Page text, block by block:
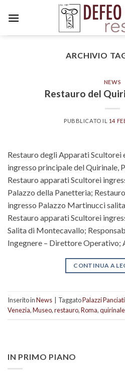
ARCHIVIO
NEWS
Restauro del
PUBBLICATO IL 14
Restauro degli Apparati Scultorei
ingresso principale del Quirinale,
Restauro apparati Scultorei
Palazzo della Panetteria;
ingresso Palazzo Martinucci
Restauro apparati Scultorei
Salita di Montecavallo;
Ingegnere – Direttore Operativo;
CONTINUA A
Inserito inNews TaggatoPalazzi
Venezia,Museo,restauro,Roma,quirinale
IN PRIMO PIANO